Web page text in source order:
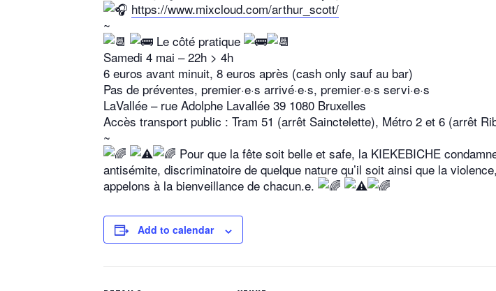
https://www.mixcloud.com/arthur_scott/
~
Le côté pratique
Samedi 4 mai – 22h > 4h
6 euros avant minuit, 8 euros après (cash only sauf au bar)
Pas de préventes, premier·e·s arrivé·e·s, premier·e·s servi·e·s
LaVallée – rue Adolphe Lavallée 39 1080 Bruxelles
Accès transport public : Tram 51 (arrêt Sainctelette), Métro 2 et 6 (arrêt
~
Pour que la fête soit belle et safe, la KIEKEBICHE
antisémite, discriminatoire de quelque nature qu’il soit ainsi que la
appelons à la bienveillance de chacun.e.
Add to calendar